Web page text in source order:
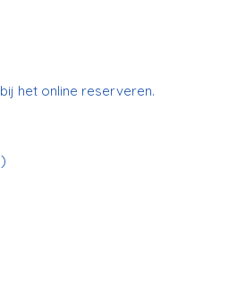
het online reserveren.